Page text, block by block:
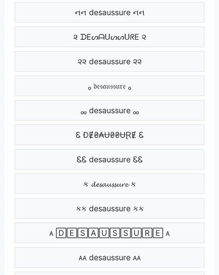
નન desaussure નન
૨ ᗪEᔕᗩᑌᔕᔕᑌᖇE ૨
૨૨ desaussure ૨૨
ₒ 𝔡𝔢𝔰𝔞𝔲𝔰𝔰𝔲𝔯𝔢 ₒ
ₒₒ desaussure ₒₒ
Ꮛ ĐɆ₴₳Ʉ₴₴ɄⱤɆ Ꮛ
ᏋᏋ desaussure ᏋᏋ
ક 𝓭𝓮𝓼𝓪𝓾𝓼𝓼𝓾𝓻𝓮 ક
કક desaussure કક
ᴀ 🄳🄴🅂🄰🅄🅂🅂🅄🅁🄴 ᴀ
ᴀᴀ desaussure ᴀᴀ